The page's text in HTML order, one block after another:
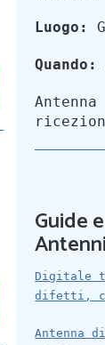
Luogo:
Quando:
Guide
Digitale
difetti,
Antenna